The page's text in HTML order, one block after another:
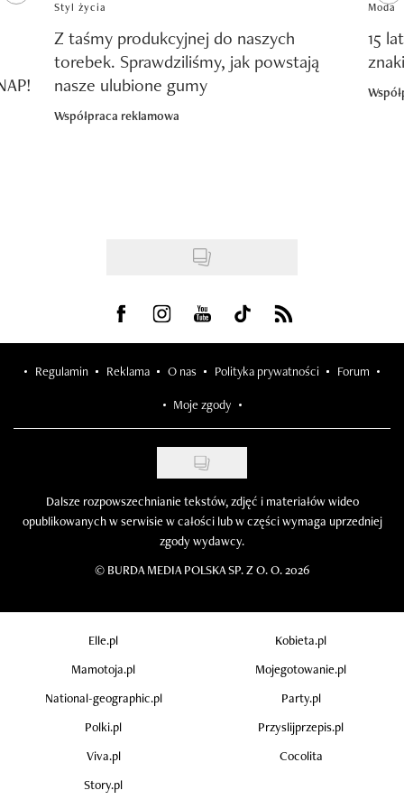
Styl życia
Z taśmy produkcyjnej do naszych
torebek. Sprawdziliśmy, jak powstają
nasze ulubione gumy
Współpraca reklamowa
Moda
15
Visit us on Facebook
Visit us on Instagram
Visit us on Youtube
Visit us on Tiktok
Visit us on Rss
Regulamin Reklama O nas Polityka prywatności Forum
Moje zgody
Dalsze rozpowszechnianie tekstów, zdjęć i materiałów wideo
opublikowanych w serwisie w całości lub w części wymaga uprzedniej
zgody wydawcy.
© BURDA MEDIA POLSKA SP. Z O. O. 2026
Elle.pl
Kobieta.pl
Mamotoja.pl
Mojegotowanie.pl
National-geographic.pl
Party.pl
Polki.pl
Przyslijprzepis.pl
Viva.pl
Cocolita
Story.pl